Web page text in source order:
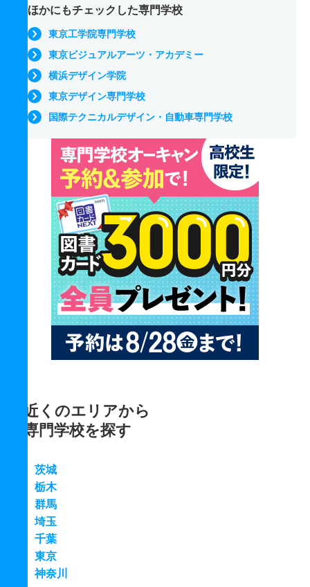
ほかにもチェックした専門学校
東京工学院専門学校
東京ビジュアルアーツ・アカデミー
横浜デザイン学院
東京デザイン専門学校
国際テクニカルデザイン・自動車専門学校
近くのエリアから
専門学校を探す
茨城
栃木
群馬
埼玉
千葉
東京
神奈川